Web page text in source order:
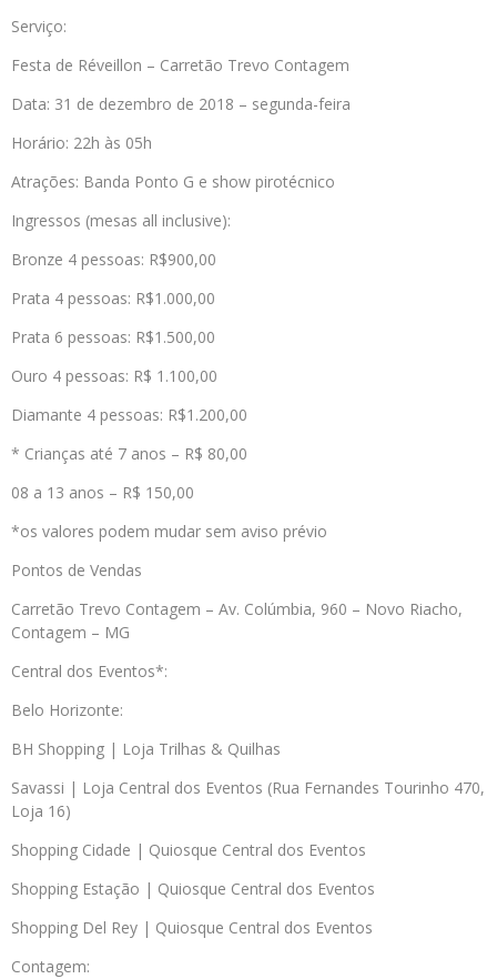
Serviço:
Festa de Réveillon – Carretão Trevo Contagem
Data: 31 de dezembro de 2018 – segunda-feira
Horário: 22h às 05h
Atrações: Banda Ponto G e show pirotécnico
Ingressos (mesas all inclusive):
Bronze 4 pessoas: R$900,00
Prata 4 pessoas: R$1.000,00
Prata 6 pessoas: R$1.500,00
Ouro 4 pessoas: R$ 1.100,00
Diamante 4 pessoas: R$1.200,00
* Crianças até 7 anos – R$ 80,00
08 a 13 anos – R$ 150,00
*os valores podem mudar sem aviso prévio
Pontos de Vendas
Carretão Trevo Contagem – Av. Colúmbia, 960 – Novo Riacho,
Contagem – MG
Central dos Eventos*:
Belo Horizonte:
BH Shopping | Loja Trilhas & Quilhas
Savassi | Loja Central dos Eventos (Rua Fernandes Tourinho 470,
Loja 16)
Shopping Cidade | Quiosque Central dos Eventos
Shopping Estação | Quiosque Central dos Eventos
Shopping Del Rey | Quiosque Central dos Eventos
Contagem: